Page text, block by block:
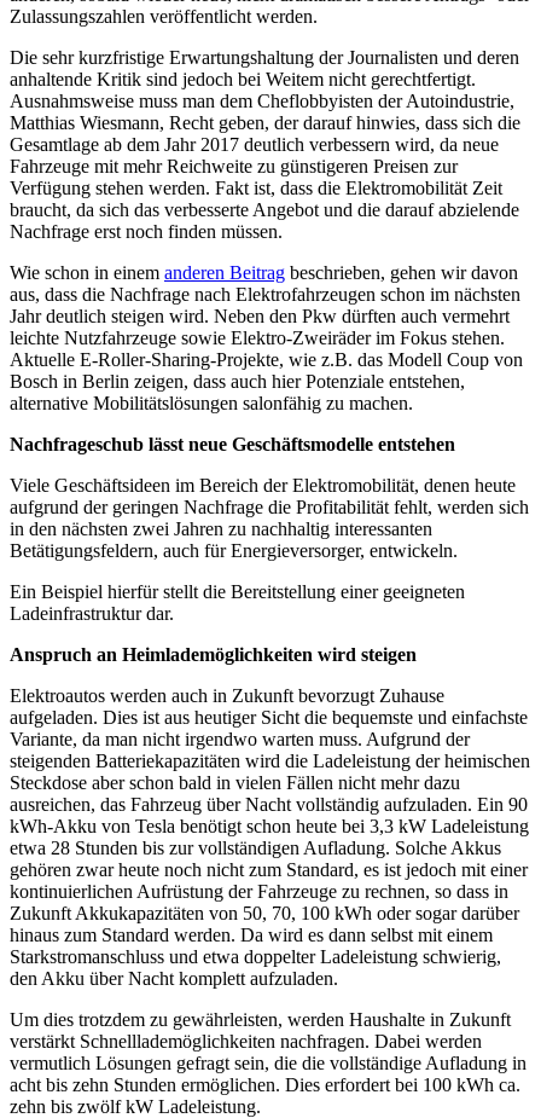
Zulassungszahlen veröffentlicht werden.
Die sehr kurzfristige Erwartungshaltung der Journalisten und deren
anhaltende Kritik sind jedoch bei Weitem nicht gerechtfertigt.
Ausnahmsweise muss man dem Cheflobbyisten der Autoindustrie,
Matthias Wiesmann, Recht geben, der darauf hinwies, dass sich die
Gesamtlage ab dem Jahr 2017 deutlich verbessern wird, da neue
Fahrzeuge mit mehr Reichweite zu günstigeren Preisen zur
Verfügung stehen werden. Fakt ist, dass die Elektromobilität Zeit
braucht, da sich das verbesserte Angebot und die darauf abzielende
Nachfrage erst noch finden müssen.
Wie schon in einem anderen Beitrag beschrieben, gehen wir davon
aus, dass die Nachfrage nach Elektrofahrzeugen schon im nächsten
Jahr deutlich steigen wird. Neben den Pkw dürften auch vermehrt
leichte Nutzfahrzeuge sowie Elektro-Zweiräder im Fokus stehen.
Aktuelle E-Roller-Sharing-Projekte, wie z.B. das Modell Coup von
Bosch in Berlin zeigen, dass auch hier Potenziale entstehen,
alternative Mobilitätslösungen salonfähig zu machen.
Nachfrageschub lässt neue Geschäftsmodelle entstehen
Viele Geschäftsideen im Bereich der Elektromobilität, denen heute
aufgrund der geringen Nachfrage die Profitabilität fehlt, werden sich
in den nächsten zwei Jahren zu nachhaltig interessanten
Betätigungsfeldern, auch für Energieversorger, entwickeln.
Ein Beispiel hierfür stellt die Bereitstellung einer geeigneten
Ladeinfrastruktur dar.
Anspruch an Heimlademöglichkeiten wird steigen
Elektroautos werden auch in Zukunft bevorzugt Zuhause
aufgeladen. Dies ist aus heutiger Sicht die bequemste und einfachste
Variante, da man nicht irgendwo warten muss. Aufgrund der
steigenden Batteriekapazitäten wird die Ladeleistung der heimischen
Steckdose aber schon bald in vielen Fällen nicht mehr dazu
ausreichen, das Fahrzeug über Nacht vollständig aufzuladen. Ein 90
kWh-Akku von Tesla benötigt schon heute bei 3,3 kW Ladeleistung
etwa 28 Stunden bis zur vollständigen Aufladung. Solche Akkus
gehören zwar heute noch nicht zum Standard, es ist jedoch mit einer
kontinuierlichen Aufrüstung der Fahrzeuge zu rechnen, so dass in
Zukunft Akkukapazitäten von 50, 70, 100 kWh oder sogar darüber
hinaus zum Standard werden. Da wird es dann selbst mit einem
Starkstromanschluss und etwa doppelter Ladeleistung schwierig,
den Akku über Nacht komplett aufzuladen.
Um dies trotzdem zu gewährleisten, werden Haushalte in Zukunft
verstärkt Schnelllademöglichkeiten nachfragen. Dabei werden
vermutlich Lösungen gefragt sein, die die vollständige Aufladung in
acht bis zehn Stunden ermöglichen. Dies erfordert bei 100 kWh ca.
zehn bis zwölf kW Ladeleistung.